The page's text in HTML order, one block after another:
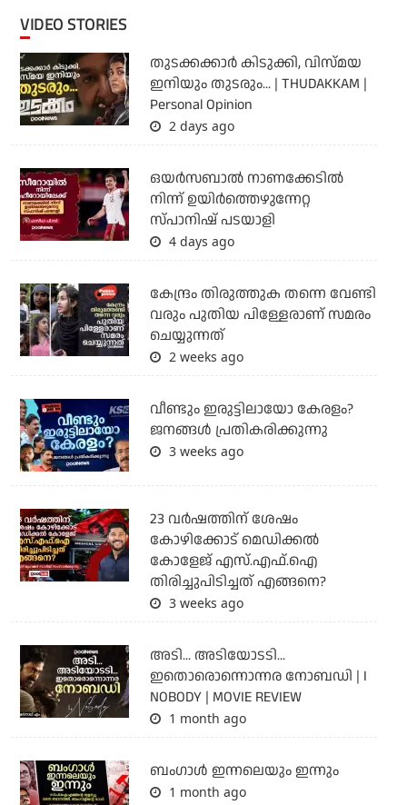
VIDEO STORIES
തുടക്കക്കാര്‍ കിടുക്കി, വിസ്മയ
ഇനിയും തുടരും... | THUDAKKAM |
Personal Opinion
2 days ago
ഒയര്‍സബാൽ നാണക്കേടിൽ
നിന്ന് ഉയിർത്തെഴുന്നേറ്റ
സ്പാനിഷ് പടയാളി
4 days ago
കേന്ദ്രം തിരുത്തുക തന്നെ വേണ്ടി
വരും പുതിയ പിള്ളേരാണ് സമരം
ചെയ്യുന്നത്
2 weeks ago
വീണ്ടും ഇരുട്ടിലായോ കേരളം?
ജനങ്ങൾ പ്രതികരിക്കുന്നു
3 weeks ago
23 വർഷത്തിന് ശേഷം
കോഴിക്കോട് മെഡിക്കൽ
കോളേജ് എസ്.എഫ്.ഐ
തിരിച്ചുപിടിച്ചത് എങ്ങനെ?
3 weeks ago
അടി... അടിയോടടി...
ഇതൊരൊന്നൊന്നര നോബഡി | I
NOBODY | MOVIE REVIEW
1 month ago
ബംഗാള്‍ ഇന്നലെയും ഇന്നും
1 month ago